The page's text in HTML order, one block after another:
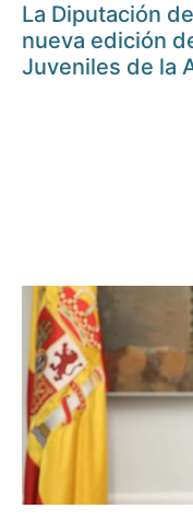
La Diputación
nueva edición
Juveniles de la